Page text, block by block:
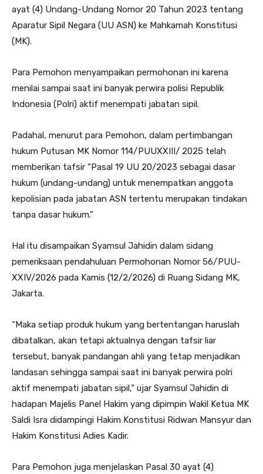
ayat (4) Undang-Undang Nomor 20 Tahun 2023 tentang
Aparatur Sipil Negara (UU ASN) ke Mahkamah Konstitusi
(MK).
Para Pemohon menyampaikan permohonan ini karena
menilai sampai saat ini banyak perwira polisi Republik
Indonesia (Polri) aktif menempati jabatan sipil.
Padahal, menurut para Pemohon, dalam pertimbangan
hukum Putusan MK Nomor 114/PUUXXIII/ 2025 telah
memberikan tafsir “Pasal 19 UU 20/2023 sebagai dasar
hukum (undang-undang) untuk menempatkan anggota
kepolisian pada jabatan ASN tertentu merupakan tindakan
tanpa dasar hukum.”
Hal itu disampaikan Syamsul Jahidin dalam sidang
pemeriksaan pendahuluan Permohonan Nomor 56/PUU-
XXIV/2026 pada Kamis (12/2/2026) di Ruang Sidang MK,
Jakarta.
“Maka setiap produk hukum yang bertentangan haruslah
dibatalkan, akan tetapi aktualnya dengan tafsir liar
tersebut, banyak pandangan ahli yang tetap menjadikan
landasan sehingga sampai saat ini banyak perwira polri
aktif menempati jabatan sipil,” ujar Syamsul Jahidin di
hadapan Majelis Panel Hakim yang dipimpin Wakil Ketua MK
Saldi Isra didampingi Hakim Konstitusi Ridwan Mansyur dan
Hakim Konstitusi Adies Kadir.
Para Pemohon juga menjelaskan Pasal 30 ayat (4)